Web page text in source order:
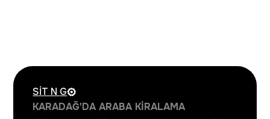
SIT N G
KARADAĞ'DA ARABA KIRALAMA